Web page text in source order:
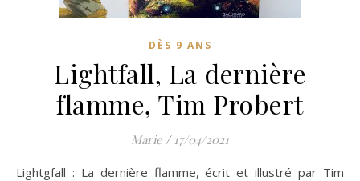
DÈS 9 ANS
Lightfall, La dernière
flamme, Tim Probert
Marie / 17/04/2021
Lightgfall : La dernière flamme, écrit et illustré par Tim